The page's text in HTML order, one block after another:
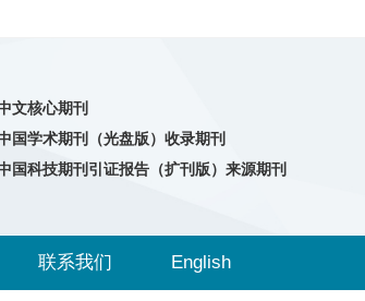
文核心期刊
国学术期刊（光盘版）收录期刊
国科技期刊引证报告（扩刊版）来源期刊
联系我们 English